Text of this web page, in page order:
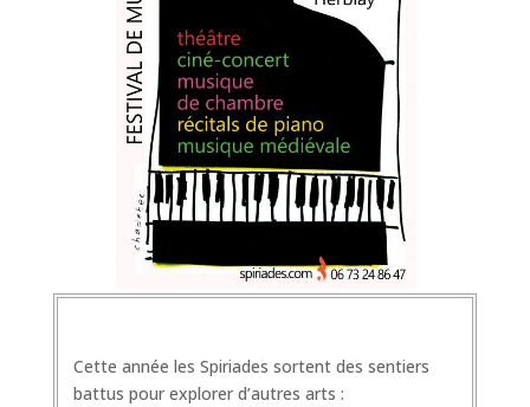
Cette année les Spiriades sortent des sentiers
battus pour explorer d’autres arts :